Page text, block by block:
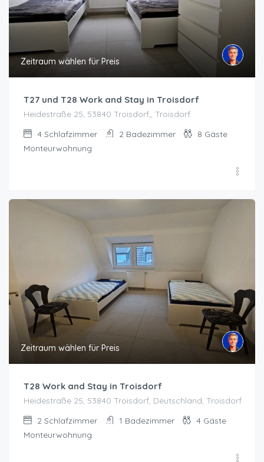
Zeitraum wählen für Preis
T27 und T28 Work and Stay in Troisdorf
Heidestraße 25, 53840 Troisdorf,, Troisdorf
4 Schlafzimmer 2 Badezimmer 8 Gäste
Monteurwohnung
Zeitraum wählen für Preis
T28 Work and Stay in Troisdorf
Heidestraße 25, 53840 Troisdorf, Deutschland, Troisdorf
2 Schlafzimmer 1 Badezimmer 4 Gäste
Monteurwohnung